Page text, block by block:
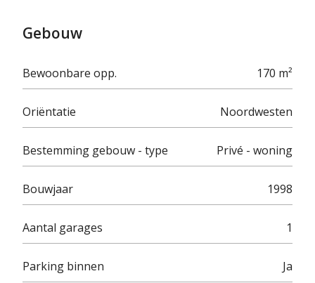
Gebouw
Bewoonbare opp. 170 m²
Oriëntatie Noordwesten
Bestemming gebouw - type Privé - woning
Bouwjaar 1998
Aantal garages 1
Parking binnen Ja